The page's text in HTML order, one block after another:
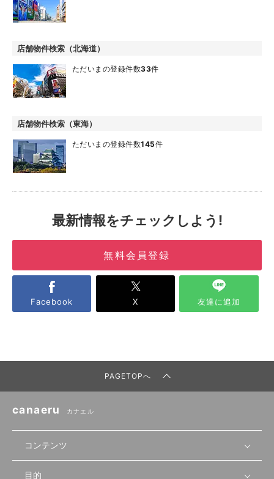
店舗物件検索（北海道）
ただいまの登録件数33件
店舗物件検索（東海）
ただいまの登録件数145件
最新情報をチェックしよう!
無料会員登録
Facebook X 友達に追加
PAGETOPへ
canaeru カナエル
コンテンツ
目的